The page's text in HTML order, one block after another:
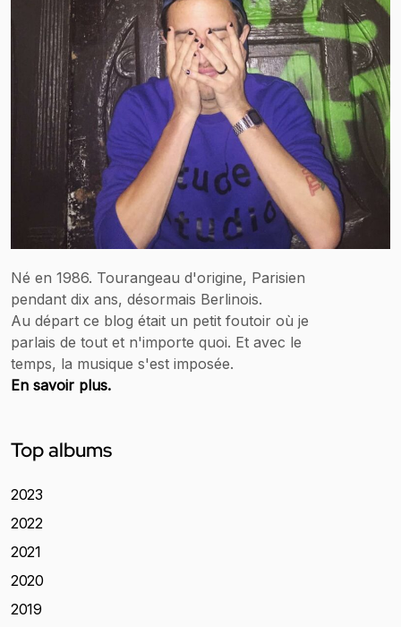
Né en 1986. Tourangeau d'origine, Parisien
pendant dix ans, désormais Berlinois.
Au départ ce blog était un petit foutoir où je
parlais de tout et n'importe quoi. Et avec le
temps, la musique s'est imposée.
En savoir plus.
Top albums
2023
2022
2021
2020
2019